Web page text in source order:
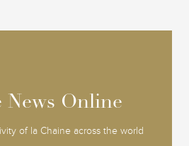
News Online
of la Chaine across the world
News Online